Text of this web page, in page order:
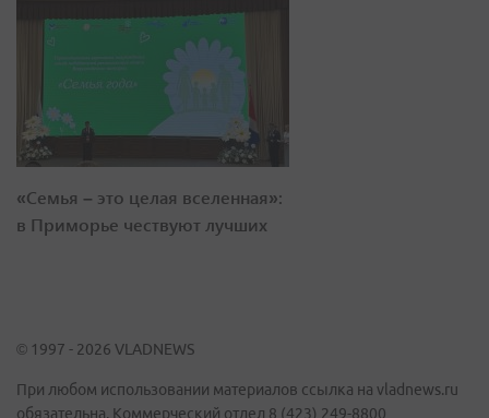
«Семья – это целая вселенная»:
в Приморье чествуют лучших
© 1997 - 2026 VLADNEWS
При любом использовании материалов ссылка на vladnews.ru
обязательна. Коммерческий отдел 8 (423) 249-8800